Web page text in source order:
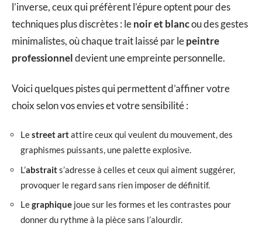
l’inverse, ceux qui préfèrent l’épure optent pour des
techniques plus discrètes : lenoir et blancou des gestes
minimalistes, où chaque trait laissé par lepeintre
professionneldevient une empreinte personnelle.
Voici quelques pistes qui permettent d’affiner votre
choix selon vos envies et votre sensibilité :
Lestreet artattire ceux qui veulent du mouvement, des
graphismes puissants, une palette explosive.
L’abstraits’adresse à celles et ceux qui aiment suggérer,
provoquer le regard sans rien imposer de définitif.
Legraphique joue sur les formes et les contrastes pour
donner du rythme à la pièce sans l’alourdir.